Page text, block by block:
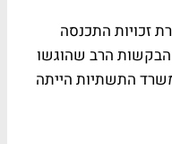
זכויות התכנסה
מספר הבקשות הרב שהוגשו
התשתיות הייתה